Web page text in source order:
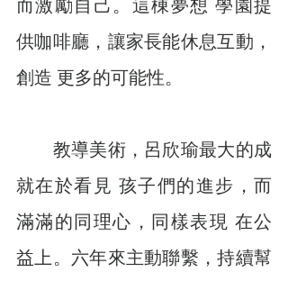
而激勵自己。這棟夢想 學園提
供咖啡廳，讓家長能休息互動，
創造 更多的可能性。
教導美術，呂欣瑜最大的成
就在於看見 孩子們的進步，而
滿滿的同理心，同樣表現 在公
益上。六年來主動聯繫，持續幫